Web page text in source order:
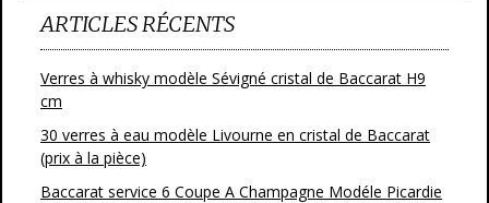
ARTICLES RÉCENTS
Verres à whisky modèle Sévigné cristal de Baccarat H9
cm
30 verres à eau modèle Livourne en cristal de Baccarat
(prix à la pièce)
Baccarat service 6 Coupe A Champagne Modéle Picardie